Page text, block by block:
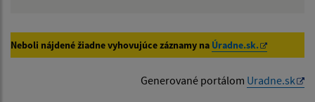
Hľadať v:
Neboli nájdené žiadne vyhovujúce záznamy na Úradne.sk.
Generované portálom Uradne.sk